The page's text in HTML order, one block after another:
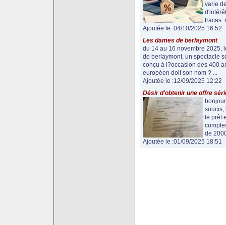
varie
tracas.
Ajoutée le :04/10/2025 16:52
Les dames de berlaymont
du 14 au 16 novembre 2025,
de berlaymont, un spectacle
conçu à l?occasion des 400
européen doit son nom ? ...
Ajoutée le :12/09/2025 12:22
Désir d'obtenir une offre
soucis;
le prêt
de
Ajoutée le :01/09/2025 18:51